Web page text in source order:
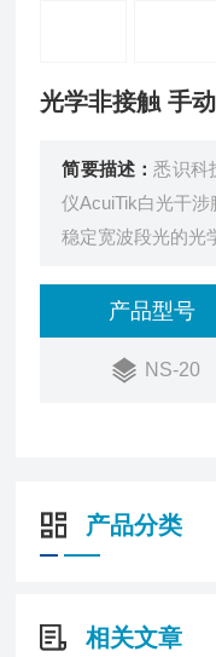
光学非接触 手
简要描述： 悉识科
仪AcuiTik白光干
稳定宽波段光的光
国产化软硬件、
化算法等特点，适
桌面式手动测量
产品型号
NS-20
产品分类
相关文章